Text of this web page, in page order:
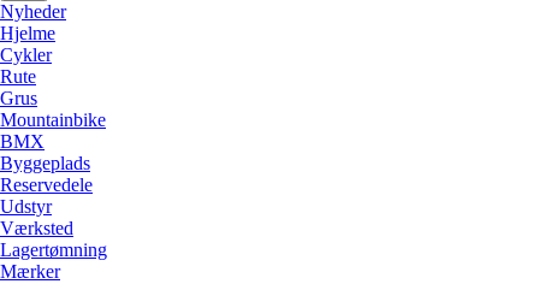
Nyheder
Hjelme
Cykler
Rute
Grus
Mountainbike
BMX
Byggeplads
Reservedele
Udstyr
Værksted
Lagertømning
Mærker